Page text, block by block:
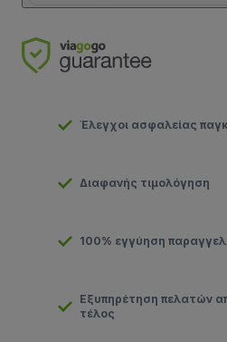
Έλεγχοι ασφαλείας
Διαφανής τιμολόγηση
100% εγγύηση
Εξυπηρέτηση πελατών
τέλος